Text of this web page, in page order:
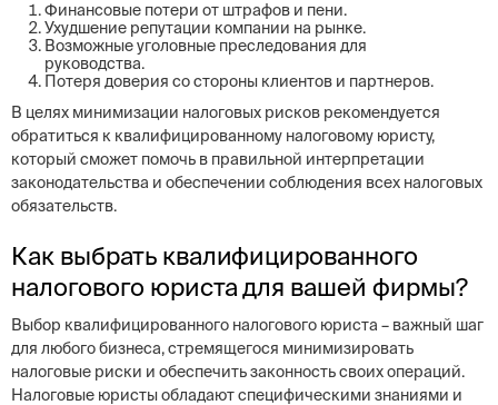
Финансовые потери от штрафов и пени.
Ухудшение репутации компании на рынке.
Возможные уголовные преследования для
руководства.
Потеря доверия со стороны клиентов и партнеров.
В целях минимизации налоговых рисков рекомендуется
обратиться к квалифицированному налоговому юристу,
который сможет помочь в правильной интерпретации
законодательства и обеспечении соблюдения всех налоговых
обязательств.
Как выбрать квалифицированного
налогового юриста для вашей фирмы?
Выбор квалифицированного налогового юриста – важный шаг
для любого бизнеса, стремящегося минимизировать
налоговые риски и обеспечить законность своих операций.
Налоговые юристы обладают специфическими знаниями и